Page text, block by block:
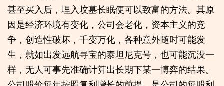
甚至买入后，埋入坟墓长眠便可以致富的方法。其原
因是经济环境有变化，公司会老化，资本主义的竞
争，创造性破坏，千变万化，各种意外随时可能发
生，就如出发远航寻宝的泰坦尼克号，也可能沉没一
样，无人可事先准确计算出长期下某一博弈的结果。